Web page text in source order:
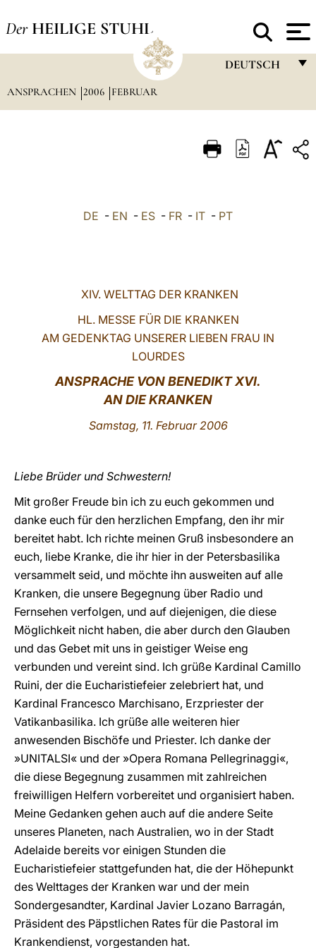
Der HEILIGE STUHL
DEUTSCH
ITALIANO
中文
LATINE
ANSPRACHEN 2006 FEBRUAR
DE - EN - ES - FR - IT - PT
XIV. WELTTAG DER KRANKEN
HL. MESSE FÜR DIE KRANKEN
AM GEDENKTAG UNSERER LIEBEN FRAU IN
LOURDES
ANSPRACHE VONBENEDIKT XVI.
AN DIE KRANKEN
Samstag, 11. Februar 2006
Liebe Brüder und Schwestern!
Mit großer Freude bin ich zu euch gekommen und
danke euch für den herzlichen Empfang, den ihr mir
bereitet habt. Ich richte meinen Gruß insbesondere an
euch, liebe Kranke, die ihr hier in der Petersbasilika
versammelt seid, und möchte ihn ausweiten auf alle
Kranken, die unsere Begegnung über Radio und
Fernsehen verfolgen, und auf diejenigen, die diese
Möglichkeit nicht haben, die aber durch den Glauben
und das Gebet mit uns in geistiger Weise eng
verbunden und vereint sind. Ich grüße Kardinal Camillo
Ruini, der die Eucharistiefeier zelebriert hat, und
Kardinal Francesco Marchisano, Erzpriester der
Vatikanbasilika. Ich grüße alle weiteren hier
anwesenden Bischöfe und Priester. Ich danke der
»UNITALSI« und der »Opera Romana Pellegrinaggi«,
die diese Begegnung zusammen mit zahlreichen
freiwilligen Helfern vorbereitet und organisiert haben.
Meine Gedanken gehen auch auf die andere Seite
unseres Planeten, nach Australien, wo in der Stadt
Adelaide bereits vor einigen Stunden die
Eucharistiefeier stattgefunden hat, die der Höhepunkt
des Welttages der Kranken war und der mein
Sondergesandter, Kardinal Javier Lozano Barragán,
Präsident des Päpstlichen Rates für die Pastoral im
Krankendienst, vorgestanden hat.